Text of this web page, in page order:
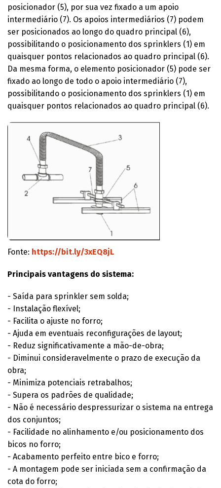
posicionador (5), por sua vez fixado a um apoio
intermediário (7). Os apoios intermediários (7) podem
ser posicionados ao longo do quadro principal (6),
possibilitando o posicionamento dos sprinklers (1) em
quaisquer pontos relacionados ao quadro principal (6).
Da mesma forma, o elemento posicionador (5) pode ser
fixado ao longo de todo o apoio intermediário (7),
possibilitando o posicionamento dos sprinklers (1) em
quaisquer pontos relacionados ao quadro principal (6).
Fonte: https://bit.ly/3xEQ8jL
Principais vantagens do sistema:
- Saída para sprinkler sem solda;
- Instalação flexível;
- Facilita o ajuste no forro;
- Ajuda em eventuais reconfigurações de layout;
- Reduz significativamente a mão-de-obra;
- Diminui consideravelmente o prazo de execução da
obra;
- Minimiza potenciais retrabalhos;
- Supera os padrões de qualidade;
- Não é necessário despressurizar o sistema na entrega
dos conjuntos;
- Facilidade no alinhamento e/ou posicionamento dos
bicos no forro;
- Acabamento perfeito entre bico e forro;
- A montagem pode ser iniciada sem a confirmação da
cota do forro;